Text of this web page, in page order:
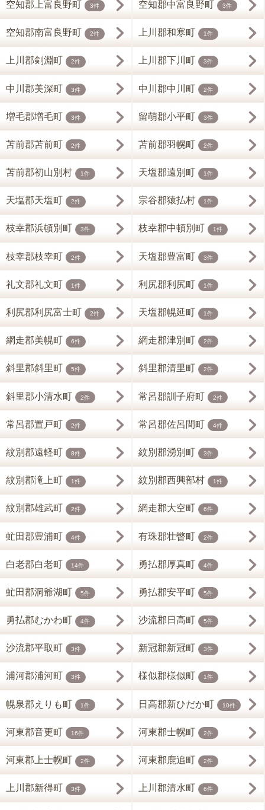
空知郡上富良野町 3件 空知郡中富良野町 3件
空知郡南富良野町 2件 上川郡和寒町 1件
上川郡剣淵町 2件 上川郡下川町 3件
中川郡美深町 3件 中川郡中川町 2件
増毛郡増毛町 3件 留萌郡小平町 3件
苫前郡苫前町 2件 苫前郡羽幌町 2件
苫前郡初山別村 1件 天塩郡遠別町 1件
天塩郡天塩町 2件 宗谷郡猿払村 1件
枝幸郡浜頓別町 3件 枝幸郡中頓別町 1件
枝幸郡枝幸町 2件 天塩郡豊富町 3件
礼文郡礼文町 1件 利尻郡利尻町 1件
利尻郡利尻富士町 2件 天塩郡幌延町 1件
網走郡美幌町 6件 網走郡津別町 2件
斜里郡斜里町 5件 斜里郡清里町 2件
斜里郡小清水町 2件 常呂郡訓子府町 2件
常呂郡置戸町 2件 常呂郡佐呂間町 4件
紋別郡遠軽町 8件 紋別郡湧別町 3件
紋別郡滝上町 1件 紋別郡西興部村 1件
紋別郡雄武町 2件 網走郡大空町 6件
虻田郡豊浦町 4件 有珠郡壮瞥町 2件
白老郡白老町 14件 勇払郡厚真町 4件
虻田郡洞爺湖町 5件 勇払郡安平町 5件
勇払郡むかわ町 4件 沙流郡日高町 5件
沙流郡平取町 3件 新冠郡新冠町 3件
浦河郡浦河町 3件 様似郡様似町 1件
幌泉郡えりも町 1件 日高郡新ひだか町 10件
河東郡音更町 16件 河東郡士幌町 2件
河東郡上士幌町 2件 河東郡鹿追町 2件
上川郡新得町 3件 上川郡清水町 6件